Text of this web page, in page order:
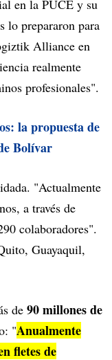
en la PUCE y su
lo prepararon para
Alliance en
realmente
profesionales".
la propuesta de
Bolívar
"Actualmente
a través de
colaboradores".
Guayaquil,
de 90 millones de
"Anualmente
fletes de